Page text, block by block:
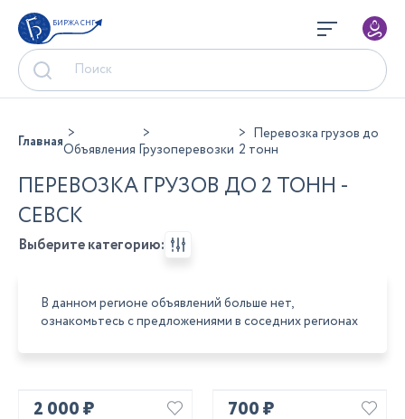
БИРЖА СНГ
ГлавнаяОбъявления Грузоперевозки
Перевозка грузов до
2 тонн
ПЕРЕВОЗКА ГРУЗОВ ДО 2 ТОНН -
СЕВСК
Выберите категорию:
В данном регионе объявлений больше нет,
ознакомьтесь с предложениями в соседних регионах
2 000 ₽ 700 ₽